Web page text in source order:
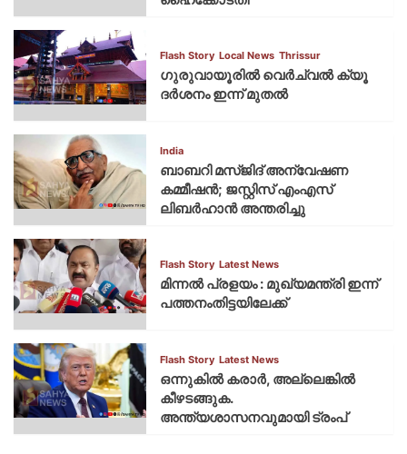
Flash Story Local News Thrissur
ഗുരുവായൂരില്‍ വെര്‍ച്വല്‍ ക്യൂ
ദര്‍ശനം ഇന്ന് മുതല്‍
India
ബാബറി മസ്ജിദ് അന്വേഷണ
കമ്മീഷന്‍; ജസ്റ്റിസ് എംഎസ്
ലിബര്‍ഹാന്‍ അന്തരിച്ചു
Flash Story Latest News
മിന്നല്‍ പ്രളയം : മുഖ്യമന്ത്രി ഇന്ന്
പത്തനംതിട്ടയിലേക്ക്
Flash Story Latest News
ഒന്നുകില്‍ കരാര്‍, അല്ലെങ്കില്‍
കീഴടങ്ങുക.
അന്ത്യശാസനവുമായി ട്രംപ്